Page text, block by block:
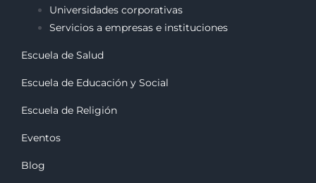
Universidades corporativas
Servicios a empresas e instituciones
Escuela de Salud
Escuela de Educación y Social
Escuela de Religión
Eventos
Blog